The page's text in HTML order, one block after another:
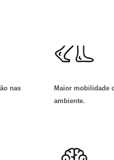
nas
Maior mobilidade
ambiente.